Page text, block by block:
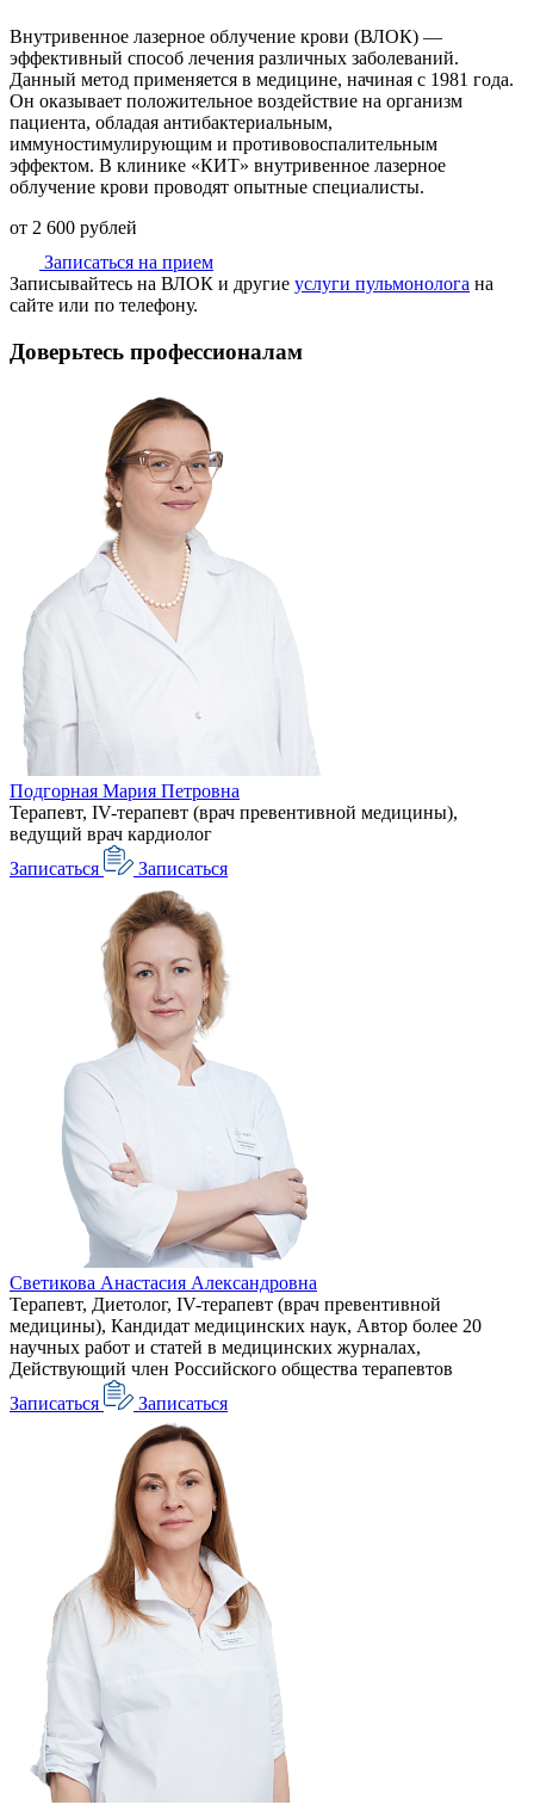
Внутривенное лазерное облучение крови (ВЛОК) —
эффективный способ лечения различных заболеваний.
Данный метод применяется в медицине, начиная с 1981 года.
Он оказывает положительное воздействие на организм
пациента, обладая антибактериальным,
иммуностимулирующим и противовоспалительным
эффектом. В клинике «КИТ» внутривенное лазерное
облучение крови проводят опытные специалисты.
от 2 600 рублей
Записаться на прием
Записывайтесь на ВЛОК и другие услуги пульмонолога на
сайте или по телефону.
Доверьтесь профессионалам
Подгорная Мария Петровна
Терапевт, IV-терапевт (врач превентивной медицины),
ведущий врач кардиолог
Записаться
Записаться
Светикова Анастасия Александровна
Терапевт, Диетолог, IV-терапевт (врач превентивной
медицины), Кандидат медицинских наук, Автор более 20
научных работ и статей в медицинских журналах,
Действующий член Российского общества терапевтов
Записаться
Записаться